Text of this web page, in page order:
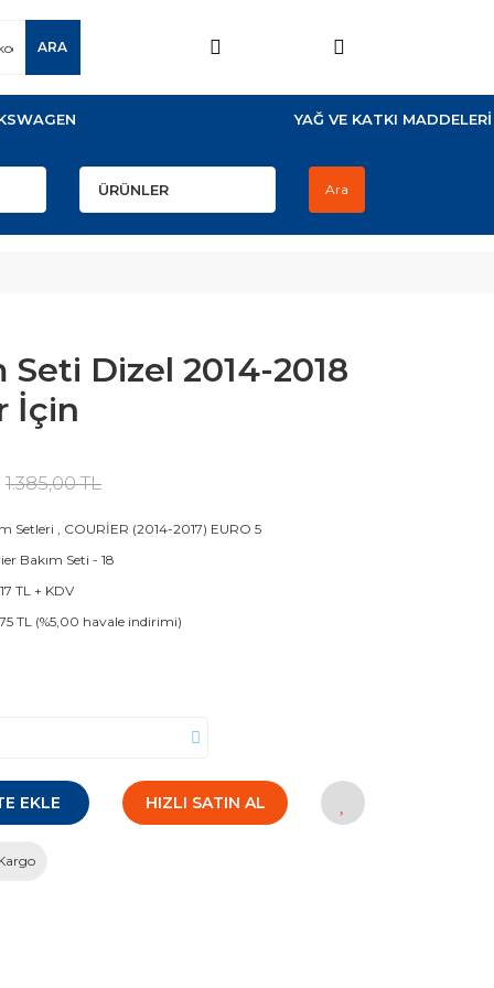
ARA
YAĞ VE KATKI MADDELERİ
Ara
Seti Dizel 2014-2018
İçin
1.385,00 TL
Setleri , COURİER (2014-2017) EURO 5
Bakım Seti - 18
TL + KDV
TL (%5,00 havale indirimi)
EKLE HIZLI SATIN AL